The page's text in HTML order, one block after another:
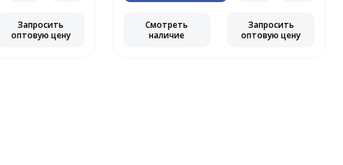
Запросить
оптовую цену
Смотреть
наличие
Запросить
оптовую цену